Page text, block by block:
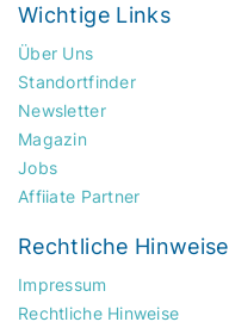
Wichtige Links
Über Uns
Standortfinder
Newsletter
Magazin
Jobs
Affiiate Partner
Rechtliche Hinweise
Impressum
Rechtliche Hinweise